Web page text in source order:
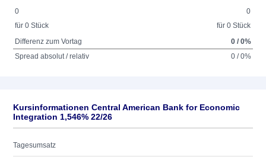
0
für 0 Stück
0
für 0 Stück
Differenz zum Vortag
0 / 0%
Spread absolut / relativ
0 / 0%
Kursinformationen Central American Bank for Economic
Integration 1,546% 22/26
Tagesumsatz